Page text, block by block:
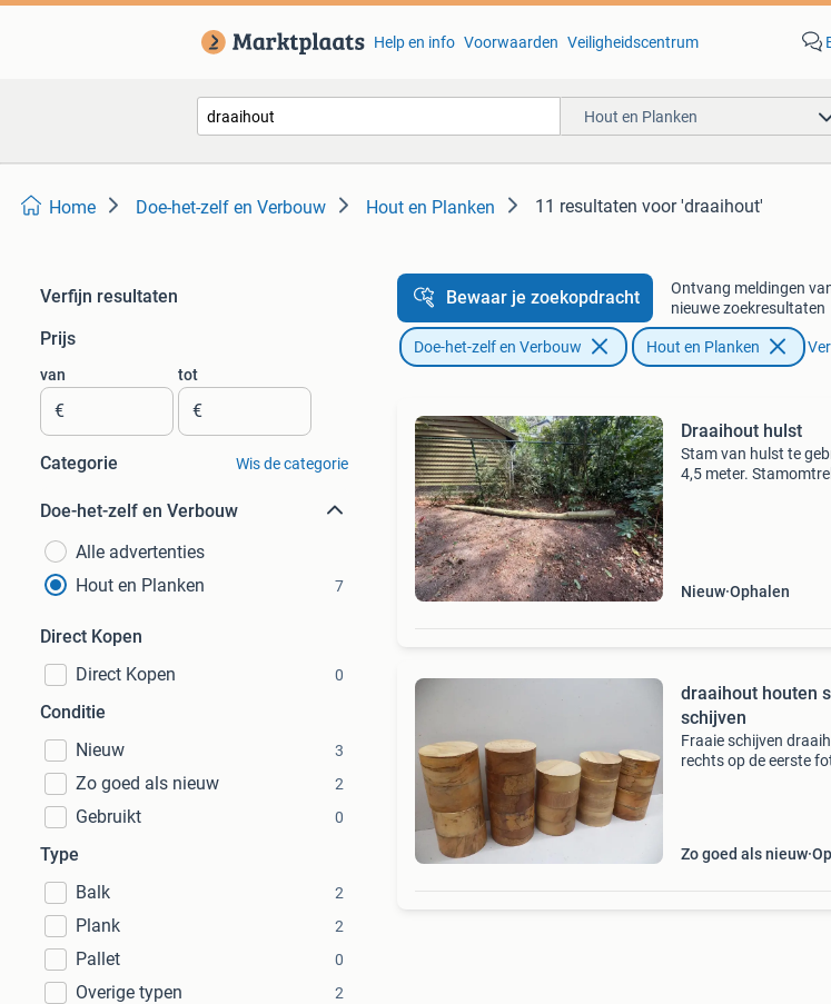
Help en info Voorwaarden Veiligheidscentrum
Hout en Planken
Home Doe-het-zelf en Verbouw Hout en Planken 11 resultaten voor 'draaihout'
Verfijn resultaten
Prijs
van
€
tot
€
Categorie Wis de categorie
Doe-het-zelf en Verbouw
Alle advertenties
Hout en Planken
7
Direct Kopen
Direct Kopen
0
Conditie
Nieuw
3
Zo goed als nieuw 2
Gebruikt 0
Type
Balk
2
Plank 2
Pallet 0
Overige typen 2
Bewaar je zoekopdracht
Ontvang meldingen
nieuwe zoekresultaten
Doe-het-zelf en Verbouw Hout en Planken
Draaihout hulst
Stam van hulst te
4,5 meter.
Nieuw Ophalen
draaihout houten
schijven
Fraaie schijven
rechts op de eerste
Zo goed als nieuw